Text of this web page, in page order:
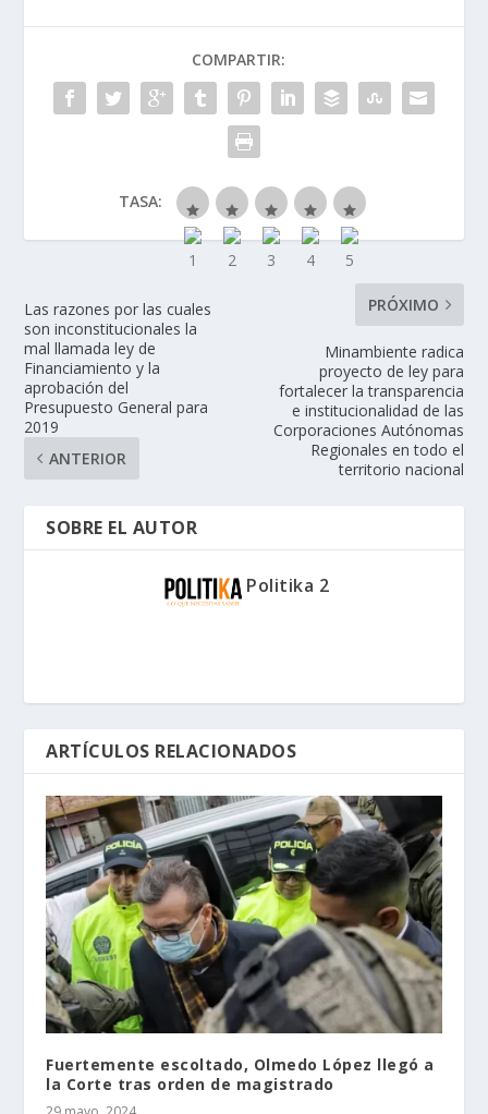
COMPARTIR:
TASA:
Las razones por las cuales
son inconstitucionales la
mal llamada ley de
Financiamiento y la
aprobación del
Presupuesto General para
2019
ANTERIOR
PRÓXIMO
Minambiente radica
proyecto de ley para
fortalecer la transparencia
e institucionalidad de las
Corporaciones Autónomas
Regionales en todo el
territorio nacional
SOBRE EL AUTOR
Politika 2
ARTÍCULOS RELACIONADOS
Fuertemente escoltado, Olmedo López llegó a
la Corte tras orden de magistrado